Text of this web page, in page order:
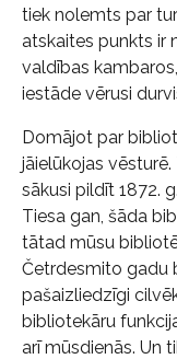
tiek nolemts par
atskaites punkts ir
valdības
iestāde vērusi
Domājot par
jāielūkojas
sākusi pildīt 1872.
Tiesa gan, šāda
tātad mūsu
Četrdesmito gadu
pašaizliedzīgi
bibliotekāru
arī mūsdienās. Un